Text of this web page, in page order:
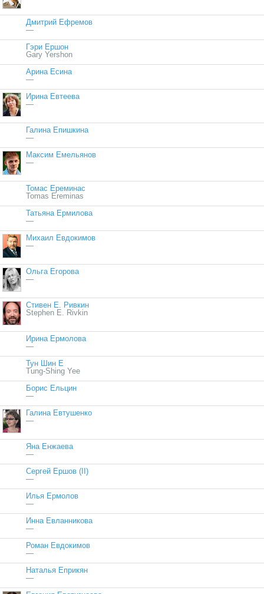
Дмитрий Ефремов
—
Гэри Ершон
Gary Yershon
Арина Есина
—
Ирина Евтеева
—
Галина Епишкина
—
Максим Емельянов
—
Томас Ереминас
Tomas Ereminas
Татьяна Ермилова
—
Михаил Евдокимов
—
Ольга Егорова
—
Стивен Е. Ривкин
Stephen E. Rivkin
Ирина Ермолова
—
Тун Шин Е
Tung-Shing Yee
Борис Ельцин
—
Галина Евтушенко
—
Яна Енжаева
—
Сергей Ершов (II)
—
Илья Ермолов
—
Инна Евланникова
—
Роман Евдокимов
—
Наталья Еприкян
—